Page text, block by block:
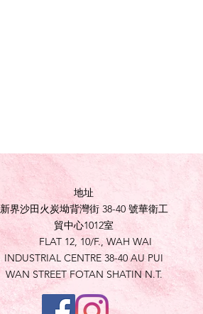
地址
新界沙田火炭坳背灣街 38-40 號華衛工
貿中心1012室
FLAT 12, 10/F., WAH WAI
INDUSTRIAL CENTRE 38-40 AU PUI
WAN STREET FOTAN SHATIN N.T.